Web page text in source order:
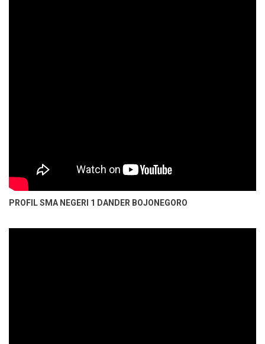
PROFIL SMA NEGERI 1 DANDER BOJONEGORO